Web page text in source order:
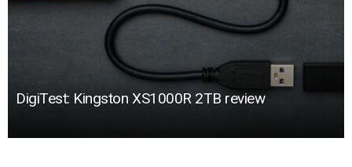
DigiTest: Kingston XS1000R 2TB review